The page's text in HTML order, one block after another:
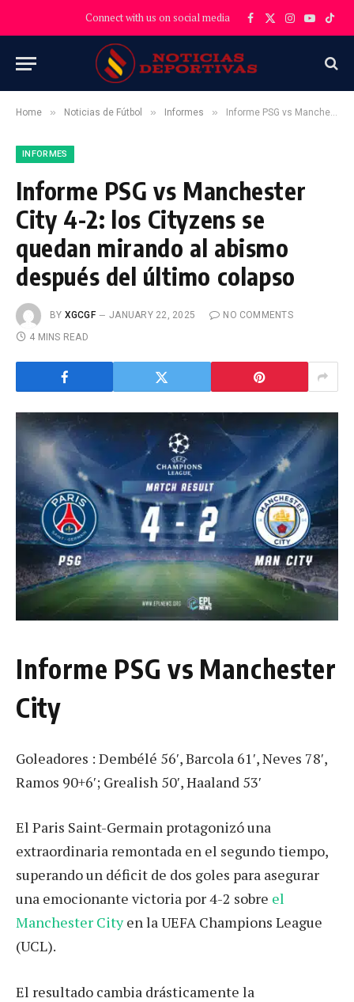
Connect with us on social media Facebook
X
Instagram
YouTube
Home » Noticias de Fútbol » Informes » Informe PSG vs Manchester City 4-2: los Cityzens se quedan mirando al abismo después del último colapso
INFORMES
Informe PSG vs Manchester
City 4-2: los Cityzens se
quedan mirando al abismo
después del último colapso
BY XGCGF JANUARY 22, 2025
NO COMMENTS
4 MINS READ
Informe PSG vs Manchester
City
Goleadores : Dembélé 56′, Barcola 61′, Neves 78′,
Ramos 90+6′; Grealish 50′, Haaland 53′
El Paris Saint-Germain protagonizó una
extraordinaria remontada en el segundo tiempo,
superando un déficit de dos goles para asegurar
una emocionante victoria por 4-2 sobre el
Manchester Cityen la UEFA Champions League
(UCL).
El resultado cambia drásticamente la